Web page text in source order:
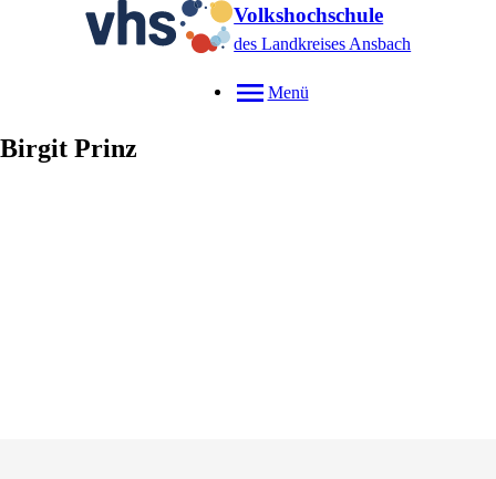
Volkshochschule
des Landkreises Ansbach
Menü
Birgit Prinz